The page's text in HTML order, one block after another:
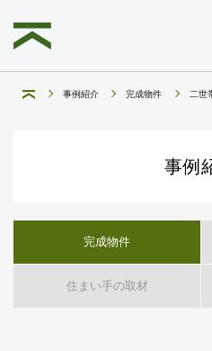
事例紹介 完成物件 二世
事例
完成物件
住まい手の取材